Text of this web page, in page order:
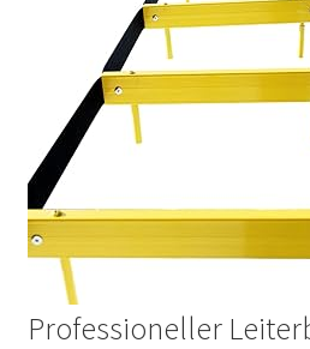
Professioneller